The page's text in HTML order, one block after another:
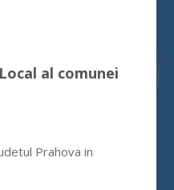
al comunei
Prahova in